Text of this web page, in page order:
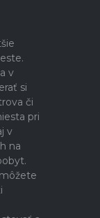
v
si
či
pri
v
na